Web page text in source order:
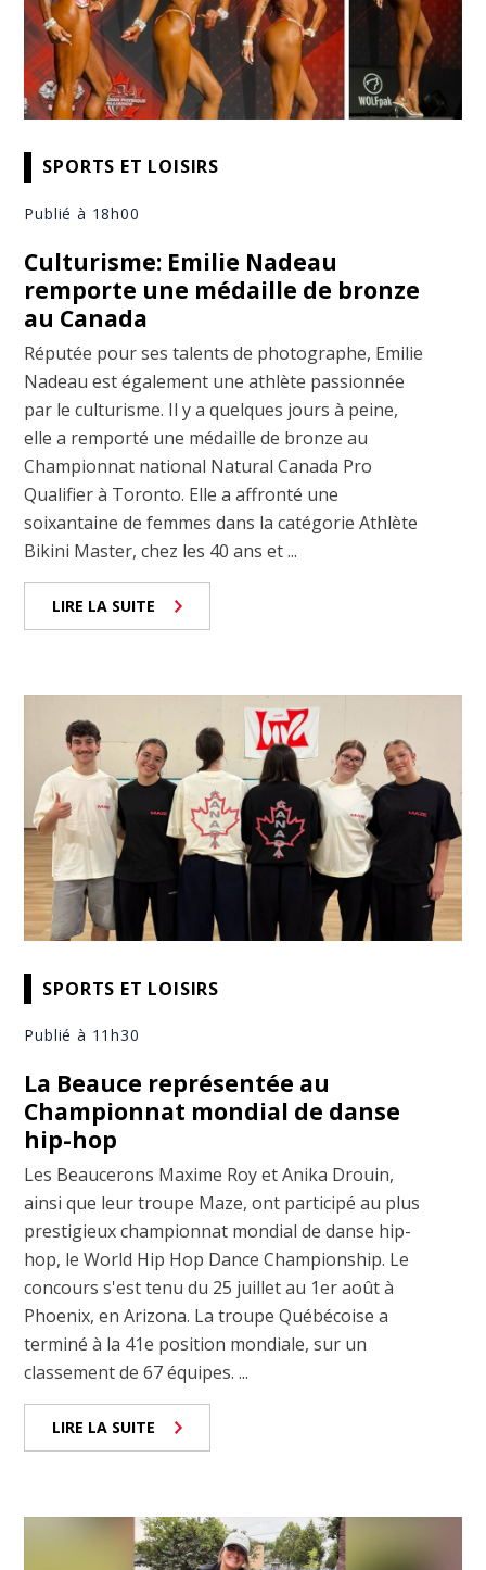
SPORTS ET LOISIRS
Publié à 18h00
Culturisme: Emilie Nadeau
remporte une médaille de bronze
au Canada
Réputée pour ses talents de photographe, Emilie
Nadeau est également une athlète passionnée
par le culturisme. Il y a quelques jours à peine,
elle a remporté une médaille de bronze au
Championnat national Natural Canada Pro
Qualifier à Toronto. Elle a affronté une
soixantaine de femmes dans la catégorie Athlète
Bikini Master, chez les 40 ans et ...
LIRE LA SUITE
SPORTS ET LOISIRS
Publié à 11h30
La Beauce représentée au
Championnat mondial de danse
hip-hop
Les Beaucerons Maxime Roy et Anika Drouin,
ainsi que leur troupe Maze, ont participé au plus
prestigieux championnat mondial de danse hip-
hop, le World Hip Hop Dance Championship. Le
concours s'est tenu du 25 juillet au 1er août à
Phoenix, en Arizona. La troupe Québécoise a
terminé à la 41e position mondiale, sur un
classement de 67 équipes. ...
LIRE LA SUITE